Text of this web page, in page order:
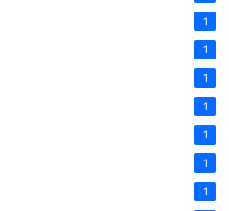
1
1
1
1
1
1
1